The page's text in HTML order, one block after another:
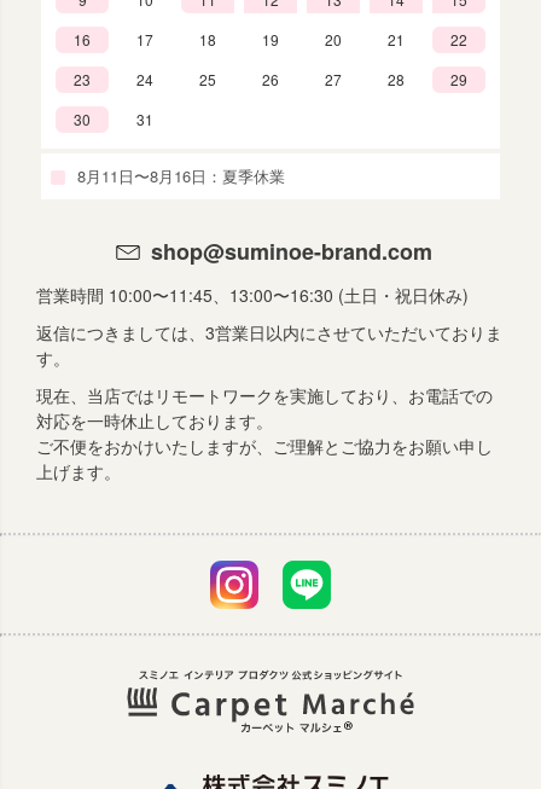
16
17 18 19 20 21
22
23
24 25 26 27 28
29
30
31
8月11日〜8月16日：夏季休業
shop@suminoe-brand.com
営業時間 10:00〜11:45、13:00〜16:30 (土日・祝日休み)
返信につきましては、3営業日以内にさせていただいておりま
す。
現在、当店ではリモートワークを実施しており、お電話での
対応を一時休止しております。
ご不便をおかけいたしますが、ご理解とご協力をお願い申し
上げます。